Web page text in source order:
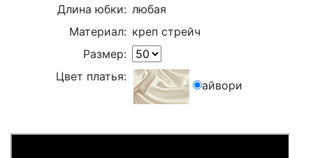
Длина юбки: любая
Материал: креп стрейч
Размер:
Цвет платья:
айвори